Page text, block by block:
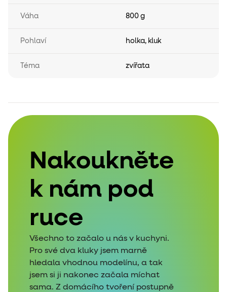
Váha 800 g
Pohlaví holka, kluk
Téma zvířata
Nakoukněte
k nám pod
ruce
Všechno to začalo u nás v kuchyni.
Pro své dva kluky jsem marně
hledala vhodnou modelínu, a tak
jsem si ji nakonec začala míchat
sama. Z domácího tvoření postupně